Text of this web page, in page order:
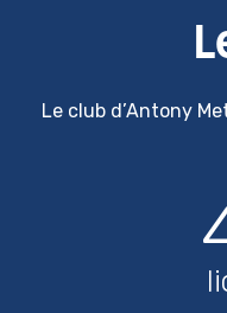
Le club d’Antony